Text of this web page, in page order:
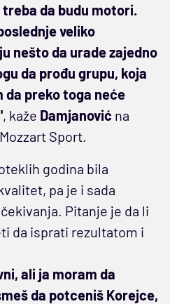
da budu motori.
veliko
nešto da urade zajedno
da prođu grupu, koja
da preko toga neće
, kaže Damjanović na
Sport.
godina bila
pa je i sada
Pitanje je da li
da isprati rezultatom i
ali ja moram da
da potceniš Korejce,